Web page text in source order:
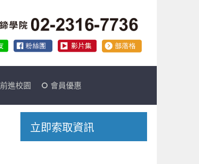
前進校園 會員優惠
立即索取資訊